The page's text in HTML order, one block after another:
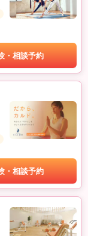
・相談予約
・相談予約